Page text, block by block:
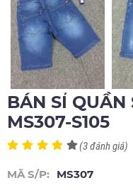
BÁN SỈ QUẦN
MS307-S105
(3 đánh giá)
MÃ S/P: MS307